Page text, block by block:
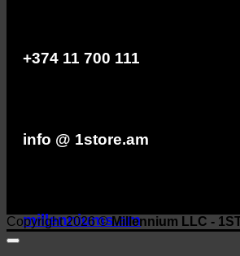
+374 11 700 111
info @ 1store.am
millenniums.am
Copyright 2026 ©Millennium LLC -